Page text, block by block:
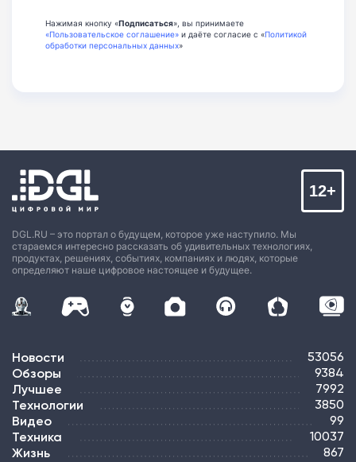
Нажимая кнопку «Подписаться», вы принимаете
«Пользовательское соглашение» и даёте согласие с «Политикой
обработки персональных данных»
DGL.RU – это портал о будущем, которое уже наступило. Мы
стараемся интересно рассказать об удивительных технологиях,
продуктах, решениях, событиях, компаниях и людях, которые
определяют наше цифровое настоящее и будущее.
12+
Новости 53056
Обзоры 9384
Лучшее 7992
Технологии 3850
Видео 99
Техника 10037
Жизнь 867